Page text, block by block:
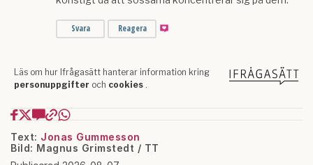
Text: Jonas Gummesson
Bild: Magnus Grimstedt / TT